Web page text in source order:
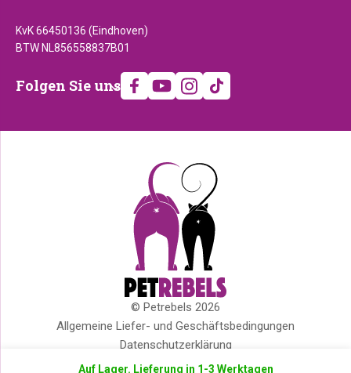
Auf Lager. Lieferung in 1-3 Werktagen
KvK 66450136 (Eindhoven)
BTW NL856558837B01
Folgen
uns
Folgen Sie uns
© Petrebels 2026
Copyright
Allgemeine Liefer- und Geschäftsbedingungen
Datenschutzerklärung
Cookies